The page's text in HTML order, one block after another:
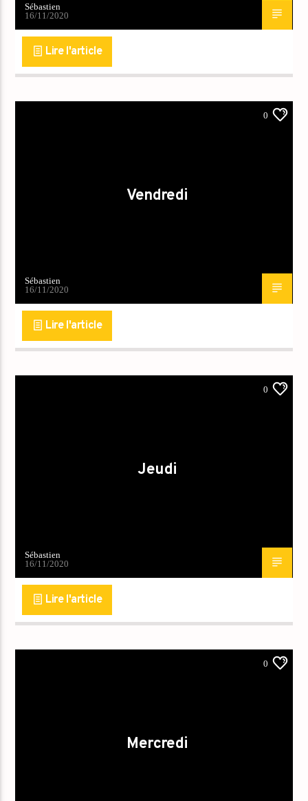
Sébastien
16/11/2020
Lire l'article
0
Vendredi
Sébastien
16/11/2020
Lire l'article
0
Jeudi
Sébastien
16/11/2020
Lire l'article
0
Mercredi